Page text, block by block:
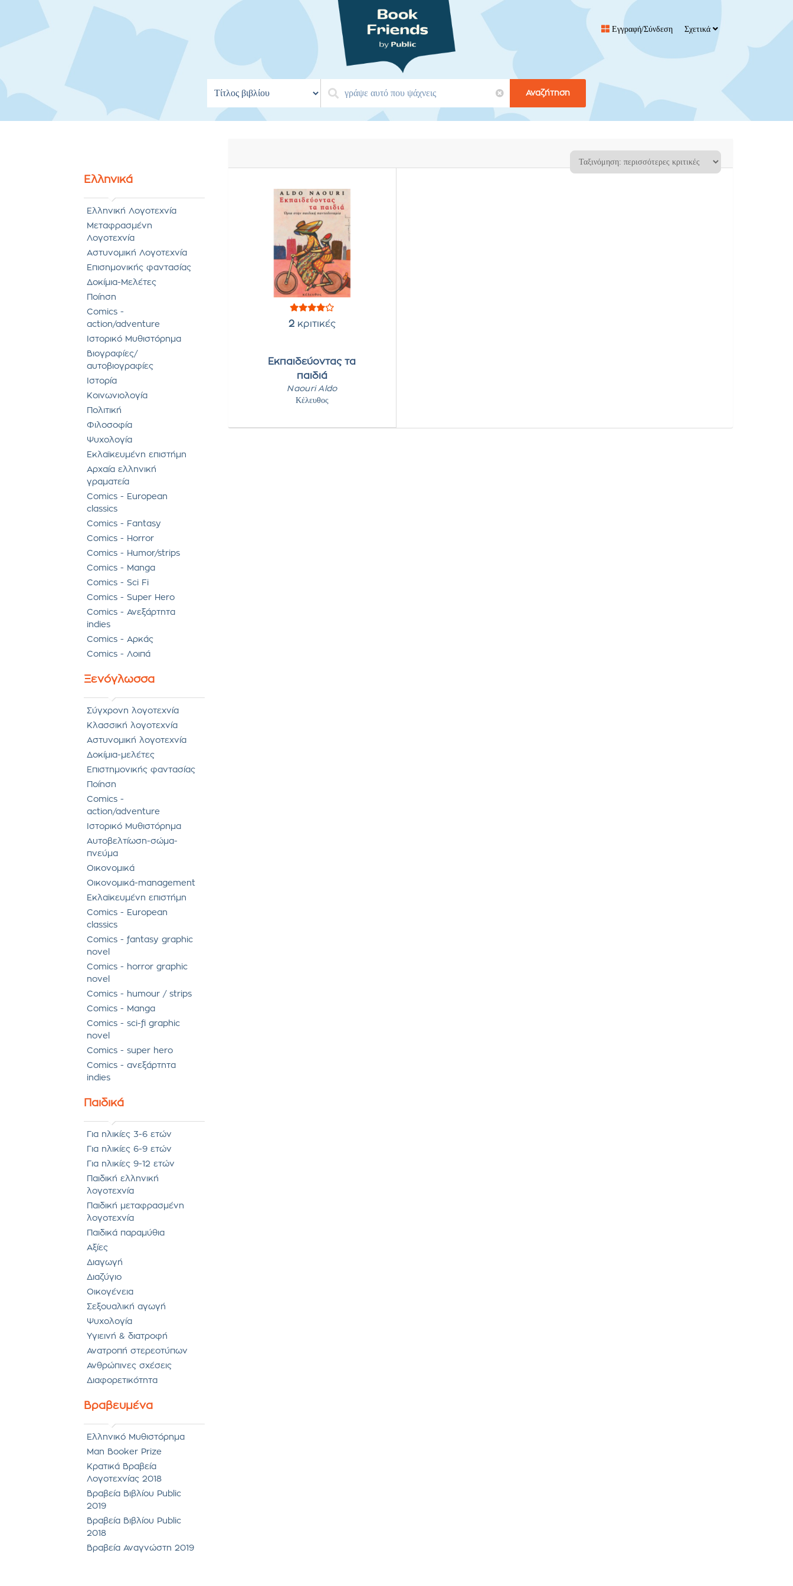
Εγγραφή/Σύνδεση Σχετικά
Αναζήτηση
Ελληνικά
Ελληνική Λογοτεχνία
Μεταφρασμένη
Λογοτεχνία
Αστυνομική Λογοτεχνία
Επισημονικής φαντασίας
Δοκίμια-Μελέτες
Ποίηση
Comics -
action/adventure
Ιστορικό Μυθιστόρημα
Βιογραφίες/
αυτοβιογραφίες
Ιστορία
Κοινωνιολογία
Πολιτική
Φιλοσοφία
Ψυχολογία
Εκλαϊκευμένη επιστήμη
Αρχαία ελληνική
γραματεία
Comics - European
classics
Comics - Fantasy
Comics - Horror
Comics - Humor/strips
Comics - Manga
Comics - Sci Fi
Comics - Super Hero
Comics - Ανεξάρτητα
indies
Comics - Αρκάς
Comics - Λοιπά
Ξενόγλωσσα
Σύγχρονη λογοτεχνία
Κλασσική λογοτεχνία
Αστυνομική λογοτεχνία
Δοκίμια-μελέτες
Επιστημονικής φαντασίας
Ποίηση
Comics -
action/adventure
Ιστορικό Μυθιστόρημα
Αυτοβελτίωση-σώμα-
πνεύμα
Οικονομικά
Οικονομικά-management
Εκλαϊκευμένη επιστήμη
Comics - European
classics
Comics - fantasy graphic
novel
Comics - horror graphic
novel
Comics - humour / strips
Comics - Manga
Comics - sci-fi graphic
novel
Comics - super hero
Comics - ανεξάρτητα
indies
Παιδικά
Για ηλικίες 3-6 ετών
Για ηλικίες 6-9 ετών
Για ηλικίες 9-12 ετών
Παιδική ελληνική
λογοτεχνία
Παιδική μεταφρασμένη
λογοτεχνία
Παιδικά παραμύθια
Αξίες
Διαγωγή
Διαζύγιο
Οικογένεια
Σεξουαλική αγωγή
Ψυχολογία
Υγιεινή & διατροφή
Ανατροπή στερεοτύπων
Ανθρώπινες σχέσεις
Διαφορετικότητα
Βραβευμένα
Ελληνικό Μυθιστόρημα
Man Booker Prize
Κρατικά Βραβεία
Λογοτεχνίας 2018
Βραβεία Βιβλίου Public
2019
Βραβεία Βιβλίου Public
2018
Βραβεία Αναγνώστη 2019
2κριτικές
Εκπαιδεύοντας τα
παιδιά
Naouri Aldo
Κέλευθος